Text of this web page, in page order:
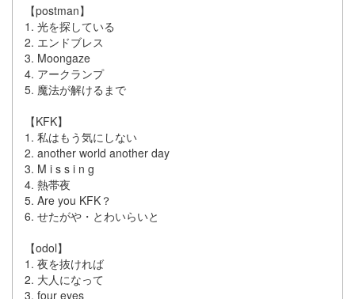
【postman】
1. 光を探している
2. エンドブレス
3. Moongaze
4. アークランプ
5. 魔法が解けるまで
【KFK】
1. 私はもう気にしない
2. another world another day
3. M i s s i n g
4. 熱帯夜
5. Are you KFK？
6. せたがや・とわいらいと
【odol】
1. 夜を抜ければ
2. 大人になって
3. four eyes